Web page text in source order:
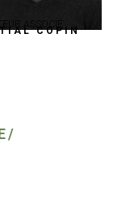
COPIN
ASSOCIÉ